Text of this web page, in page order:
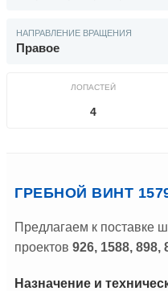
НАПРАВЛЕНИЕ ВРАЩЕНИЯ
Правое
ЛОПАСТЕЙ
4
ГРЕБНОЙ ВИНТ
Предлагаем к поставке
проектов 926, 1588, 898,
Назначение и